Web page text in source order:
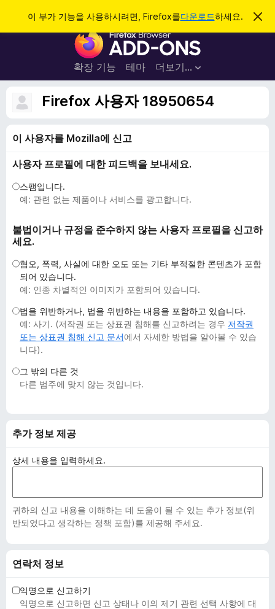
이 부가 기능을 사용하시려면, Firefox를다운로드하세요.
이
림
F
r
e
f
o
우
부
기
확장 기능 테마 더보기…
로그인
Firefox 사용자 18950654
이 사용자를 Mozilla에 신고
사용자 프로필에 대한 피드백을 보내세요.
스팸입니다.
예: 관련 없는 제품이나 서비스를 광고합니다.
불법이거나 규정을 준수하지 않는 사용자 프로필을 신고하
세요.
혐오, 폭력, 사실에 대한 오도 또는 기타 부적절한 콘텐츠가 포함
되어 있습니다.
예: 인종 차별적인 이미지가 포함되어 있습니다.
법을 위반하거나, 법을 위반하는 내용을 포함하고 있습니다.
예: 사기. (저작권 또는 상표권 침해를 신고하려는 경우 저작권
또는 상표권 침해 신고 문서에서 자세한 방법을 알아볼 수 있습
니다).
그 밖의 다른 것
다른 범주에 맞지 않는 것입니다.
추가 정보 제공
상세 내용을 입력하세요.
귀하의 신고 내용을 이해하는 데 도움이 될 수 있는 추가 정보(위
반되었다고 생각하는 정책 포함)를 제공해 주세요.
연락처 정보
익명으로 신고하기
익명으로 신고하면 신고 상태나 이의 제기 관련 선택 사항에 대